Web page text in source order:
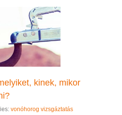
kinek, mikor
vonóhorog vizsgáztatás